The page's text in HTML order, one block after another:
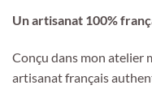
Un artisanat 100%
Conçu dans mon atelier
artisanat français